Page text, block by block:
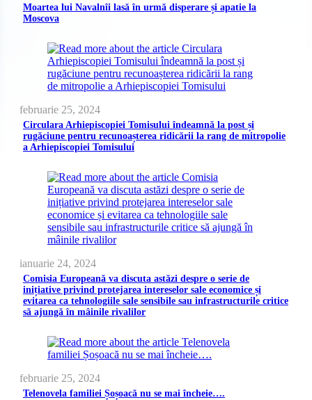
Moartea lui Navalnîi lasă în urmă disperare și apatie la
Moscova
Circulara Arhiepiscopiei Tomisului îndeamnă la post și
rugăciune pentru recunoașterea ridicării la rang de mitropolie
a Arhiepiscopiei Tomisului
februarie 25, 2024
Comisia Europeană va discuta astăzi despre o serie de
inițiative privind protejarea intereselor sale economice și
evitarea ca tehnologiile sale sensibile sau infrastructurile critice
să ajungă în mâinile rivalilor
ianuarie 24, 2024
Telenovela familiei Șoșoacă nu se mai încheie….
februarie 25, 2024